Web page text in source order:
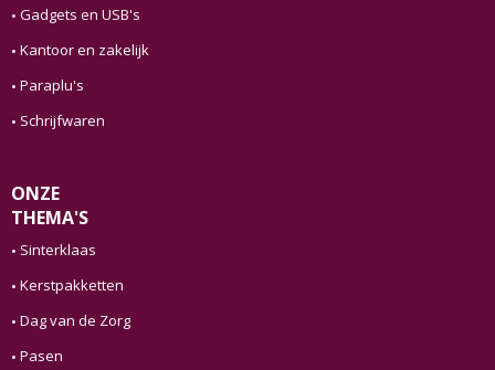
Gadgets en USB's
Kantoor en zakelijk
Paraplu's
Schrijfwaren
ONZE
THEMA'S
Sinterklaas
Kerstpakketten
Dag van de Zorg
Pasen